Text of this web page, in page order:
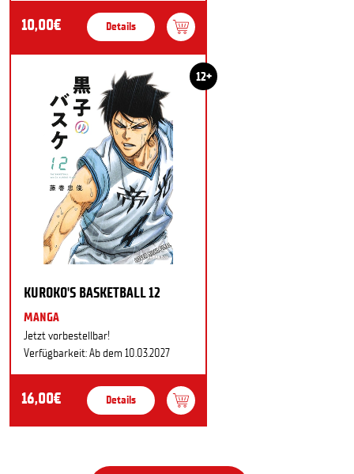
10,00€ Details
12+
KUROKO'S BASKETBALL 12
MANGA
Jetzt vorbestellbar!
Verfügbarkeit: Ab dem 10.03.2027
16,00€ Details